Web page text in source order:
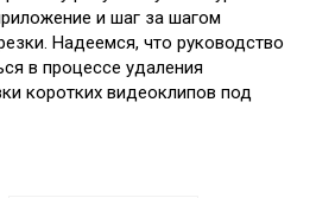
и шаг за шагом
Надеемся, что руководство
в процессе удаления
коротких видеоклипов под